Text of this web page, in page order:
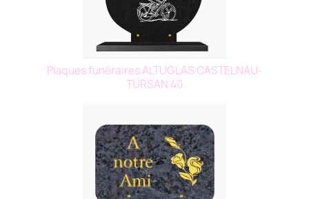
Plaques funéraires ALTUGLAS CASTELNAU-
TURSAN 40